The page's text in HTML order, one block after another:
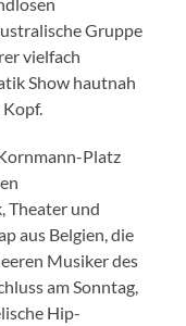
Gruppe
vielfach
Show hautnah
Platz
Theater und
aus Belgien, die
Musiker des
am Sonntag,
Hip-